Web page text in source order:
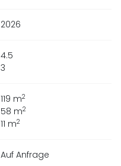
2026
4.5
3
119 m2
58 m2
11 m2
Auf Anfrage